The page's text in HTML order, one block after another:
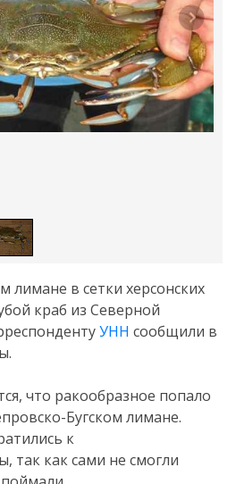
лимане в сетки херсонских
краб из Северной
УНН сообщили в
что ракообразное попало
Бугском лимане.
к
так как сами не смогли